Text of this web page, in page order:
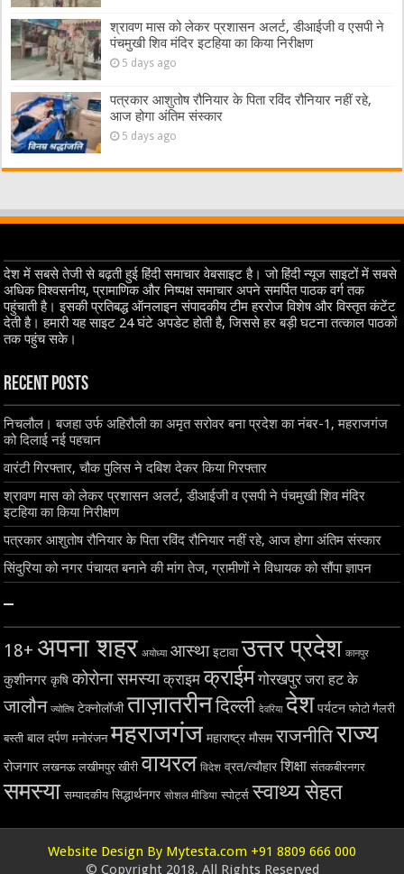
श्रावण मास को लेकर प्रशासन अलर्ट, डीआईजी व एसपी ने
पंचमुखी शिव मंदिर इटहिया का किया निरीक्षण
5 days ago
पत्रकार आशुतोष रौनियार के पिता रविंद रौनियार नहीं रहे,
आज होगा अंतिम संस्कार
5 days ago
देश में सबसे तेजी से बढ़ती हुई हिंदी समाचार वेबसाइट है। जो हिंदी न्यूज साइटों में सबसे
अधिक विश्वसनीय, प्रामाणिक और निष्पक्ष समाचार अपने समर्पित पाठक वर्ग तक
पहुंचाती है। इसकी प्रतिबद्ध ऑनलाइन संपादकीय टीम हररोज विशेष और विस्तृत कंटेंट
देती है। हमारी यह साइट 24 घंटे अपडेट होती है, जिससे हर बड़ी घटना तत्काल पाठकों
तक पहुंच सके।
Recent Posts
निचलौल। बजहा उर्फ अहिरौली का अमृत सरोवर बना प्रदेश का नंबर-1, महराजगंज
को दिलाई नई पहचान
वारंटी गिरफ्तार, चौक पुलिस ने दबिश देकर किया गिरफ्तार
श्रावण मास को लेकर प्रशासन अलर्ट, डीआईजी व एसपी ने पंचमुखी शिव मंदिर
इटहिया का किया निरीक्षण
पत्रकार आशुतोष रौनियार के पिता रविंद रौनियार नहीं रहे, आज होगा अंतिम संस्कार
सिंदुरिया को नगर पंचायत बनाने की मांग तेज, ग्रामीणों ने विधायक को सौंपा ज्ञापन
–
18+ अपना शहर अयोध्या आस्था इटावा उत्तर प्रदेश कानपुर
कुशीनगर कृषि कोरोना समस्या क्राइम क्राईम गोरखपुर जरा हट के
जालौन ज्योतिष टेक्नोलॉजी ताज़ातरीनदिल्ली देवरिया देश पर्यटन फोटो गैलरी
बस्ती बाल दर्पण मनोरंजन महराजगंज महाराष्ट्र मौसम राजनीतिराज्य
रोजगार लखनऊ लखीमपुर खीरी वायरल विदेश व्रत/त्यौहार शिक्षा संतकबीरनगर
समस्या सम्पादकीय सिद्धार्थनगर सोशल मीडिया स्पोर्ट्स स्वाथ्य सेहत
Website Design By Mytesta.com +91 8809 666 000
© Copyright 2018, All Rights Reserved